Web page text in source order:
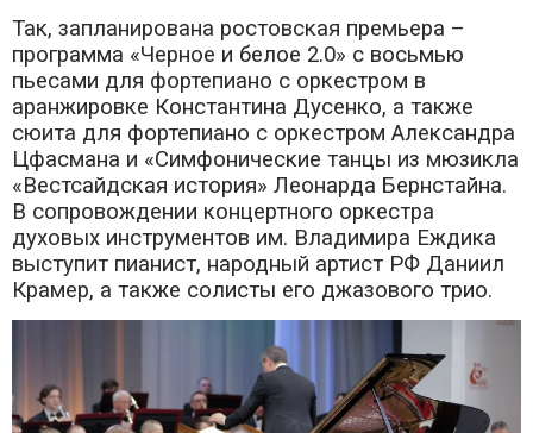
Так, запланирована ростовская премьера –
программа «Черное и белое 2.0» с восьмью
пьесами для фортепиано с оркестром в
аранжировке Константина Дусенко, а также
сюита для фортепиано с оркестром Александра
Цфасмана и «Симфонические танцы из мюзикла
«Вестсайдская история» Леонарда Бернстайна.
В сопровождении концертного оркестра
духовых инструментов им. Владимира Еждика
выступит пианист, народный артист РФ Даниил
Крамер, а также солисты его джазового трио.